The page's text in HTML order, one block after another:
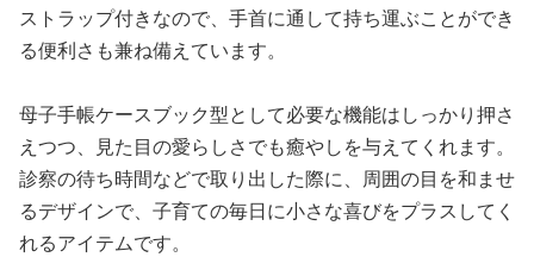
ストラップ付きなので、手首に通して持ち運ぶことができ
る便利さも兼ね備えています。
母子手帳ケースブック型として必要な機能はしっかり押さ
えつつ、見た目の愛らしさでも癒やしを与えてくれます。
診察の待ち時間などで取り出した際に、周囲の目を和ませ
るデザインで、子育ての毎日に小さな喜びをプラスしてく
れるアイテムです。